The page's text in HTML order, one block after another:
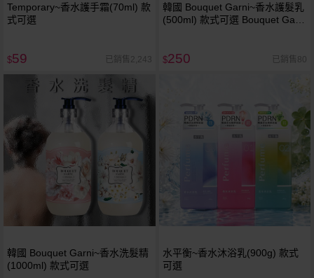
Temporary~香水護手霜(70ml) 款
式可選
$59 已銷售2,243
韓國 Bouquet Garni~香水護髮乳
(500ml) 款式可選 Bouquet Garni
$250 已銷售80
韓國 Bouquet Garni~香水洗髮精
(1000ml) 款式可選
水平衡~香水沐浴乳(900g) 款式
可選